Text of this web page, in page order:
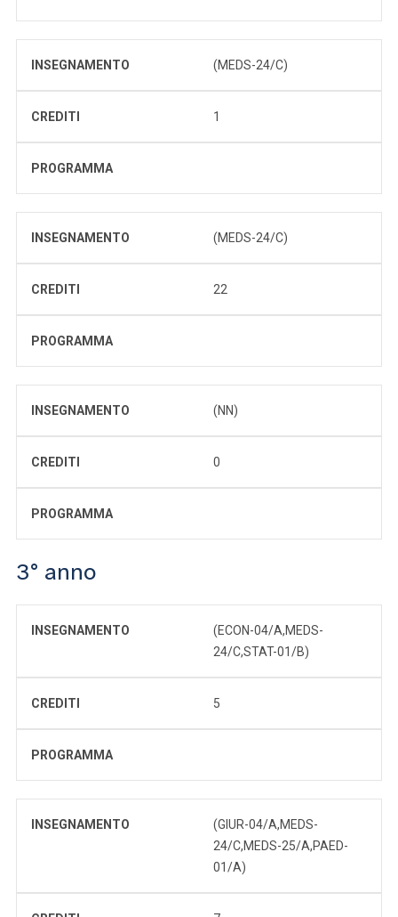
INSEGNAMENTO (MEDS-24/C)
CREDITI 1
PROGRAMMA
INSEGNAMENTO (MEDS-24/C)
CREDITI 22
PROGRAMMA
INSEGNAMENTO (NN)
CREDITI 0
PROGRAMMA
3° anno
INSEGNAMENTO
(ECON-04/A,MEDS-
24/C,STAT-01/B)
CREDITI 5
PROGRAMMA
INSEGNAMENTO
(GIUR-04/A,MEDS-
24/C,MEDS-25/A,PAED-
01/A)